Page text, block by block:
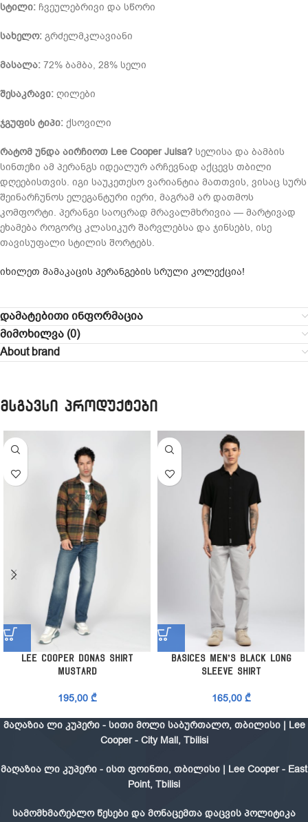
სტილი: ჩვეულებრივი და სწორი
სახელო: გრძელმკლავიანი
მასალა: 72% ბამბა, 28% სელი
შესაკრავი: ღილები
ჯგუფის ტიპი: ქსოვილი
რატომ უნდა აირჩიოთ Lee Cooper Julsa? სელისა და ბამბის
სინთეზი ამ პერანგს იდეალურ არჩევნად აქცევს თბილი
დღეებისთვის. იგი საუკეთესო ვარიანტია მათთვის, ვისაც სურს
შეინარჩუნოს ელეგანტური იერი, მაგრამ არ დათმოს
კომფორტი. პერანგი საოცრად მრავალმხრივია — მარტივად
ეხამება როგორც კლასიკურ შარვლებსა და ჯინსებს, ისე
თავისუფალი სტილის შორტებს.
იხილეთ მამაკაცის პერანგების სრული კოლექცია!
დამატებითი ინფორმაცია
მიმოხილვა (0)
About brand
მსგავსი პროდუქტები
Lee Cooper Donas Shirt
Mustard
195,00 ₾
Basices Men’s Black Long
Sleeve Shirt
165,00 ₾
მაღაზია ლი კუპერი - სითი მოლი საბურთალო, თბილისი | Lee
Cooper - City Mall, Tbilisi
მაღაზია ლი კუპერი - ისთ ფოინთი, თბილისი | Lee Cooper - East
Point, Tbilisi
სამომხმარებლო წესები და მონაცემთა დაცვის პოლიტიკა